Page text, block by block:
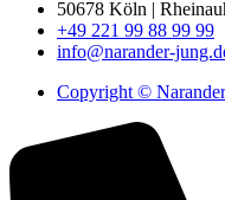
50678 Köln |
+49 221 99 88 99 99
info@narander-
Copyright ©